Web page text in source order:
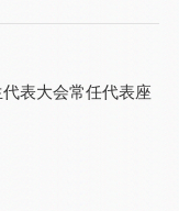
表大会常任代表座